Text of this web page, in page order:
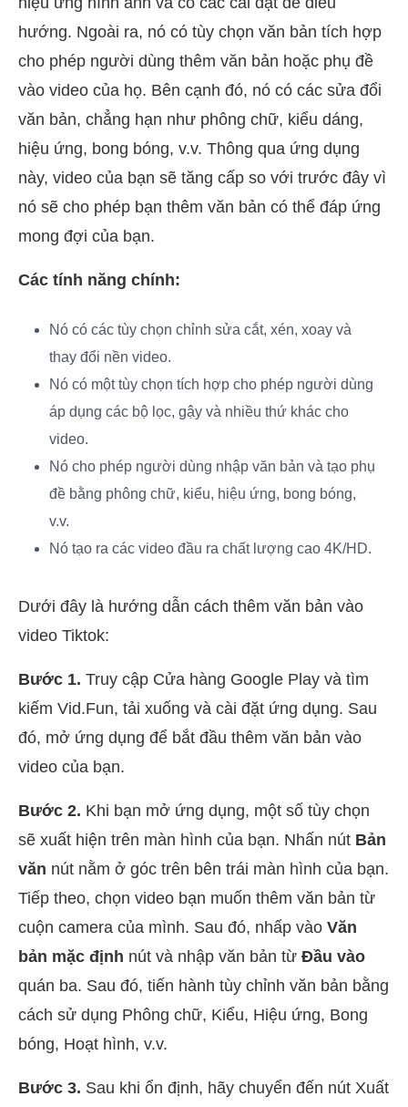
hướng. Ngoài ra, nó có tùy chọn văn bản tích hợp
cho phép người dùng thêm văn bản hoặc phụ đề
vào video của họ. Bên cạnh đó, nó có các sửa đổi
văn bản, chẳng hạn như phông chữ, kiểu dáng,
hiệu ứng, bong bóng, v.v. Thông qua ứng dụng
này, video của bạn sẽ tăng cấp so với trước đây vì
nó sẽ cho phép bạn thêm văn bản có thể đáp ứng
mong đợi của bạn.
Các tính năng chính:
Nó có các tùy chọn chỉnh sửa cắt, xén, xoay và
thay đổi nền video.
Nó có một tùy chọn tích hợp cho phép người dùng
áp dụng các bộ lọc, gậy và nhiều thứ khác cho
video.
Nó cho phép người dùng nhập văn bản và tạo phụ
đề bằng phông chữ, kiểu, hiệu ứng, bong bóng,
v.v.
Nó tạo ra các video đầu ra chất lượng cao 4K/HD.
Dưới đây là hướng dẫn cách thêm văn bản vào
video Tiktok:
Bước 1. Truy cập Cửa hàng Google Play và tìm
kiếm Vid.Fun, tải xuống và cài đặt ứng dụng. Sau
đó, mở ứng dụng để bắt đầu thêm văn bản vào
video của bạn.
Bước 2. Khi bạn mở ứng dụng, một số tùy chọn
sẽ xuất hiện trên màn hình của bạn. Nhấn nút Bản
văn nút nằm ở góc trên bên trái màn hình của bạn.
Tiếp theo, chọn video bạn muốn thêm văn bản từ
cuộn camera của mình. Sau đó, nhấp vào Văn
bản mặc định nút và nhập văn bản từ Đầu vào
quán ba. Sau đó, tiến hành tùy chỉnh văn bản bằng
cách sử dụng Phông chữ, Kiểu, Hiệu ứng, Bong
bóng, Hoạt hình, v.v.
Bước 3. Sau khi ổn định, hãy chuyển đến nút Xuất